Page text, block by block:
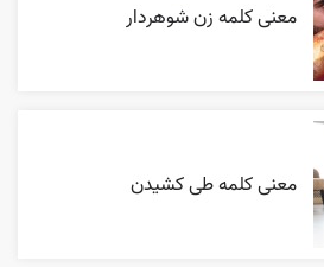
معنی کلمه زن شوهردار
معنی کلمه طی کشیدن